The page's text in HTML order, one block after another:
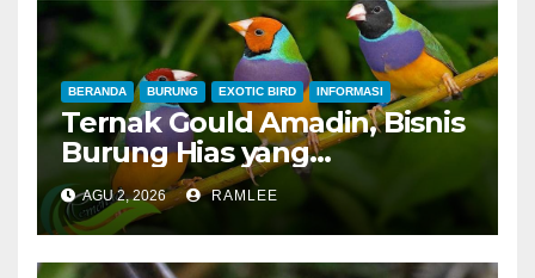
Merah dan Jahanam Juara
BERANDA BURUNG EXOTIC BIRD INFORMASI
Ternak Gould Amadin, Bisnis
Burung Hias yang
Menguntungkan
AGU 2, 2026 RAMLEE